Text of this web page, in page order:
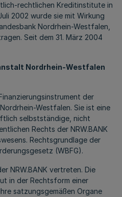
rechtlichen Kreditinstitute in
2002 wurde sie mit Wirkung
Nordrhein-Westfalen,
Seit dem 31. März 2004
Nordrhein-Westfalen
der
Westfalen. Sie ist eine
selbstständige, nicht
Rechts der NRW.BANK
Rechtsgrundlage der
(WBFG).
NRW.BANK vertreten. Die
in der Rechtsform einer
satzungsgemäßen Organe